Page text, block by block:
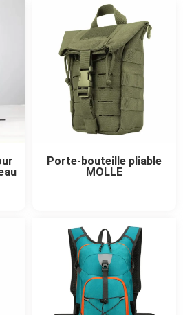
Porte-bouteille pliable
MOLLE